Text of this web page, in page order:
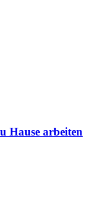
Hause arbeiten